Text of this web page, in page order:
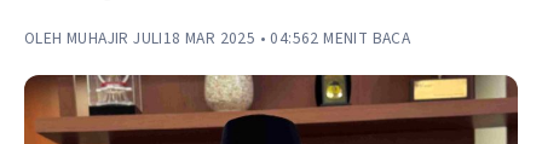
OLEH MUHAJIR JULI18 MAR 2025 • 04:562 MENIT BACA